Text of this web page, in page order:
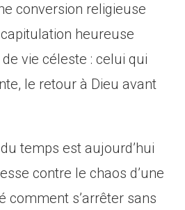
conversion religieuse
heureuse
vie céleste : celui qui
le retour à Dieu avant
temps est aujourd’hui
contre le chaos d’une
comment s’arrêter sans